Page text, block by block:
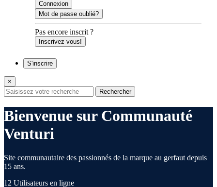
Mot de passe oublié?
Pas encore inscrit ?
Inscrivez-vous!
S'inscrire
×
Bienvenue sur Communauté
Venturi
Site communautaire des passionnés de la marque au gerfaut depuis
15 ans.
12 Utilisateurs en ligne